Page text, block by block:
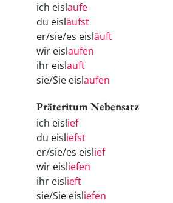
ich eislaufe
du eisläufst
er/sie/es eisläuft
wir eislaufen
ihr eislauft
sie/Sie eislaufen
Präteritum Nebensatz
ich eislief
du eisliefst
er/sie/es eislief
wir eisliefen
ihr eislieft
sie/Sie eisliefen